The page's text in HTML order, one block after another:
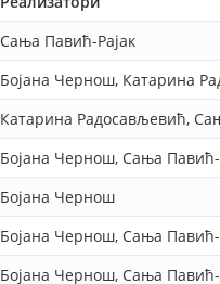
Сања Павић-Рајак
Бојана Чернош, Катарина
Катарина Радосављевић,
Бојана Чернош, Сања Павић-
Бојана Чернош
Бојана Чернош, Сања Павић-
Бојана Чернош, Сања Павић-